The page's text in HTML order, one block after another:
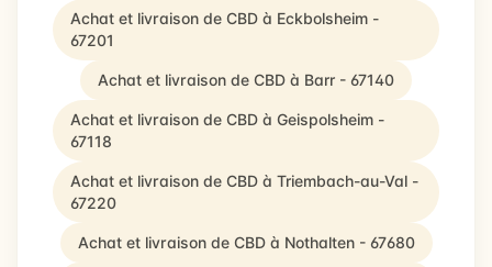
Achat et livraison de CBD à Eckbolsheim -
67201
Achat et livraison de CBD à Barr - 67140
Achat et livraison de CBD à Geispolsheim -
67118
Achat et livraison de CBD à Triembach-au-Val -
67220
Achat et livraison de CBD à Nothalten - 67680